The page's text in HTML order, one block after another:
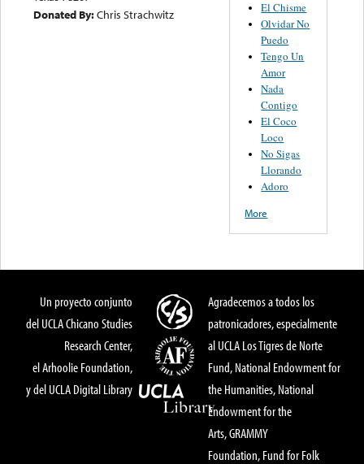
Donated By:Chris Strachwitz
El Chisme
Olvidar No
Puedo
Tengo Un
Amor
Nada
Contigo
El Coco
Loco
No Sigas
Llorando
Adoro
More
Un proyecto conjunto
del UCLA Chicano Studies
Research Center,
el Arhoolie Foundation,
y del UCLA Digital Library
Agradecemos a todos los
patronicadores, especialmente
al UCLA Los Tigres de Norte
Fund, National Endowment for
the Humanities, National
Endowment for the
Arts, GRAMMY
Foundation, Fund for Folk